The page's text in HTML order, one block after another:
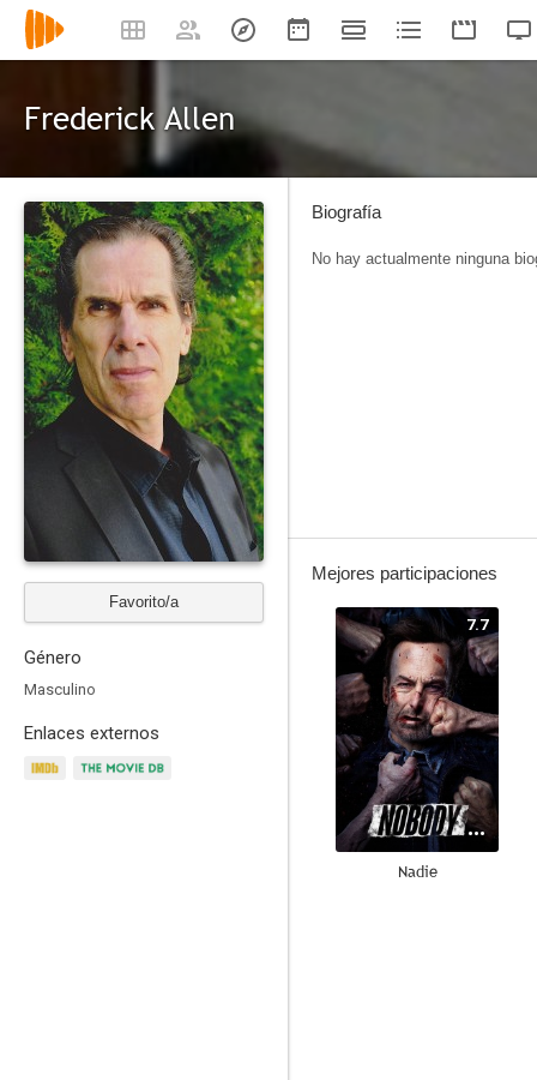
Frederick Allen
Favorito/a
Género
Masculino
Enlaces externos
Biografía
No hay actualmente ninguna
Mejores participaciones
7.7
Nadie